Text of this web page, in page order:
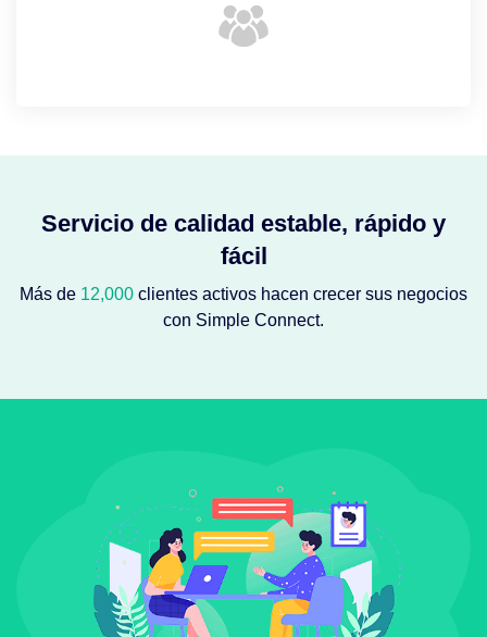
Servicio de calidad estable, rápido y
fácil
Más de 12,000 clientes activos hacen crecer sus negocios
con Simple Connect.